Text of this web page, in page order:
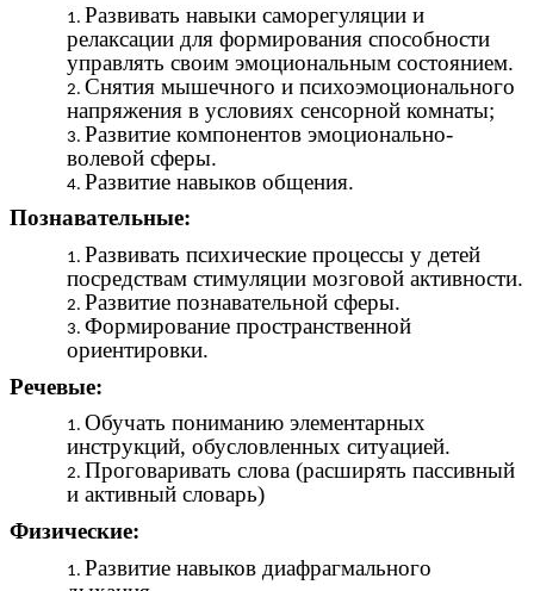
Развивать навыки саморегуляции и
релаксации для формирования способности
управлять своим эмоциональным состоянием.
Снятия мышечного и психоэмоционального
напряжения в условиях сенсорной комнаты;
Развитие компонентов эмоционально-
волевой сферы.
Развитие навыков общения.
Познавательные:
Развивать психические процессы у детей
посредствам стимуляции мозговой активности.
Развитие познавательной сферы.
Формирование пространственной
ориентировки.
Речевые:
Обучать пониманию элементарных
инструкций, обусловленных ситуацией.
Проговаривать слова (расширять пассивный
и активный словарь)
Физические:
Развитие навыков диафрагмального